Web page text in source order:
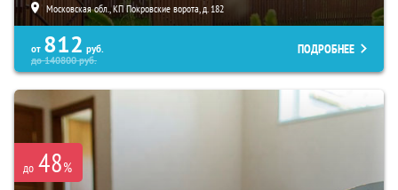
Московская обл., КП Покровские ворота, д. 182
от 812 руб.
до140800руб.
ПОДРОБНЕЕ
до 48%